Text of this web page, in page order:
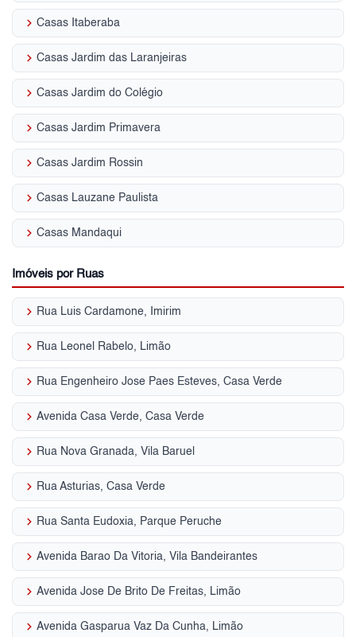
keyboard_arrow_right Casas Itaberaba
keyboard_arrow_right Casas Jardim das Laranjeiras
keyboard_arrow_right Casas Jardim do Colégio
keyboard_arrow_right Casas Jardim Primavera
keyboard_arrow_right Casas Jardim Rossin
keyboard_arrow_right Casas Lauzane Paulista
keyboard_arrow_right Casas Mandaqui
Imóveis por Ruas
keyboard_arrow_right Rua Luis Cardamone, Imirim
keyboard_arrow_right Rua Leonel Rabelo, Limão
keyboard_arrow_right Rua Engenheiro Jose Paes Esteves, Casa Verde
keyboard_arrow_right Avenida Casa Verde, Casa Verde
keyboard_arrow_right Rua Nova Granada, Vila Baruel
keyboard_arrow_right Rua Asturias, Casa Verde
keyboard_arrow_right Rua Santa Eudoxia, Parque Peruche
keyboard_arrow_right Avenida Barao Da Vitoria, Vila Bandeirantes
keyboard_arrow_right Avenida Jose De Brito De Freitas, Limão
keyboard_arrow_right Avenida Gasparua Vaz Da Cunha, Limão